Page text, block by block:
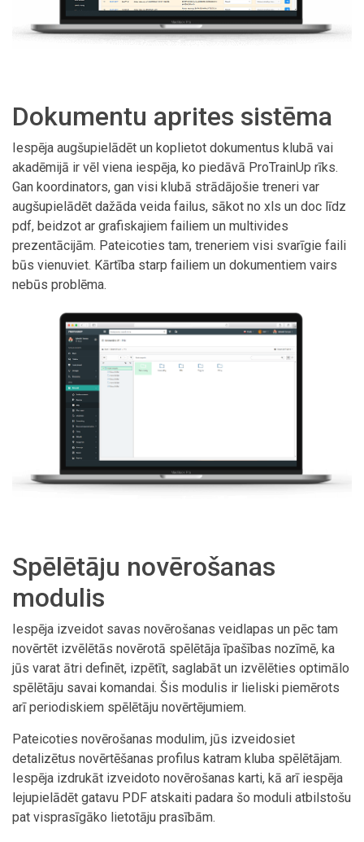
Dokumentu aprites sistēma
Iespēja augšupielādēt un koplietot dokumentus klubā vai
akadēmijā ir vēl viena iespēja, ko piedāvā ProTrainUp rīks.
Gan koordinators, gan visi klubā strādājošie treneri var
augšupielādēt dažāda veida failus, sākot no xls un doc līdz
pdf, beidzot ar grafiskajiem failiem un multivides
prezentācijām. Pateicoties tam, treneriem visi svarīgie faili
būs vienuviet. Kārtība starp failiem un dokumentiem vairs
nebūs problēma.
Spēlētāju novērošanas
modulis
Iespēja izveidot savas novērošanas veidlapas un pēc tam
novērtēt izvēlētās novērotā spēlētāja īpašības nozīmē, ka
jūs varat ātri definēt, izpētīt, saglabāt un izvēlēties optimālo
spēlētāju savai komandai. Šis modulis ir lieliski piemērots
arī periodiskiem spēlētāju novērtējumiem.
Pateicoties novērošanas modulim, jūs izveidosiet
detalizētus novērtēšanas profilus katram kluba spēlētājam.
Iespēja izdrukāt izveidoto novērošanas karti, kā arī iespēja
lejupielādēt gatavu PDF atskaiti padara šo moduli atbilstošu
pat visprasīgāko lietotāju prasībām.